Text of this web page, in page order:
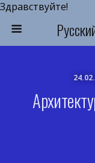
Здравствуйте!